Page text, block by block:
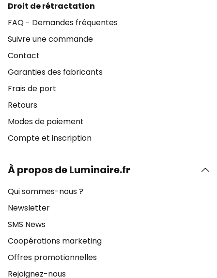
Droit de rétractation
FAQ - Demandes fréquentes
Suivre une commande
Contact
Garanties des fabricants
Frais de port
Retours
Modes de paiement
Compte et inscription
À propos de Luminaire.fr
Qui sommes-nous ?
Newsletter
SMS News
Coopérations marketing
Offres promotionnelles
Rejoignez-nous